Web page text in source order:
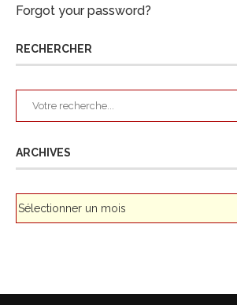
Forgot your password?
RECHERCHER
ARCHIVES